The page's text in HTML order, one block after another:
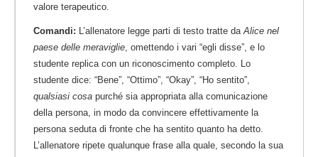
valore terapeutico.
Comandi: L’allenatore legge parti di testo tratte daAlice nel
paese delle meraviglie, omettendo i vari “egli disse”, e lo
studente replica con un riconoscimento completo. Lo
studente dice: “Bene”, “Ottimo”, “Okay”, “Ho sentito”,
qualsiasi cosa purché sia appropriata alla comunicazione
della persona, in modo da convincere effettivamente la
persona seduta di fronte che ha sentito quanto ha detto.
L’allenatore ripete qualunque frase alla quale, secondo la sua